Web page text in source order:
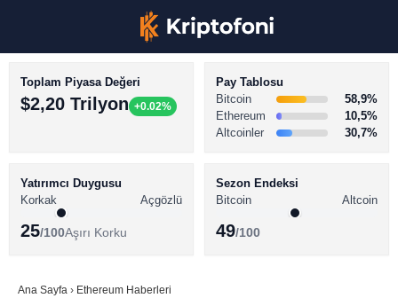
BİTCOİN HABERLERİ
ALTCOİN HABERLERİ
SÖZLÜK
Toplam Piyasa Değeri
$2,20 Trilyon +0.02%
Pay Tablosu
Bitcoin
58,9%
Ethereum
10,5%
Altcoinler
30,7%
Yatırımcı Duygusu
Korkak
Açgözlü
25/100Aşırı Korku
Sezon Endeksi
Bitcoin
Altcoin
49/100
Ana Sayfa › Ethereum Haberleri